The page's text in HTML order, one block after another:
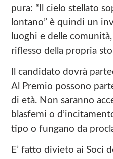
pura: “Il cielo stellato
lontano” è quindi un
luoghi e delle
riflesso della propria
Il candidato dovrà
Al Premio possono
di età. Non saranno
blasfemi o
tipo o fungano da
E’ fatto divieto ai Soci